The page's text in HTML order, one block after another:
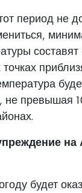
период не
составят
не превышая
на
будет